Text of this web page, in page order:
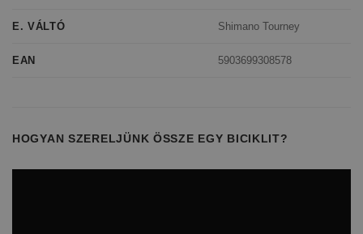
E. VÁLTÓ Shimano Tourney
EAN 5903699308578
HOGYAN SZERELJÜNK ÖSSZE EGY BICIKLIT?